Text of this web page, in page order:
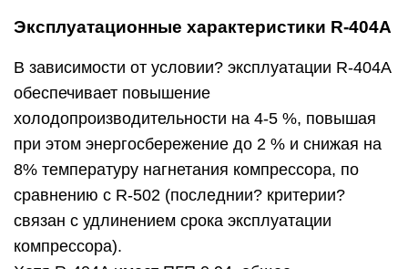
Эксплуатационные характеристики R-404A
В зависимости от условии? эксплуатации R-404A
обеспечивает повышение
холодопроизводительности на 4-5 %, повышая
при этом энергосбережение до 2 % и снижая на
8% температуру нагнетания компрессора, по
сравнению с R-502 (последнии? критерии?
связан с удлинением срока эксплуатации
компрессора).